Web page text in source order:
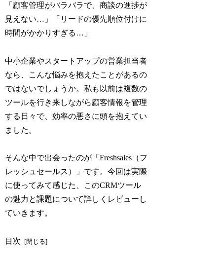
「顧客管理がバラバラで、商談の進捗が
見えない…」「リードの優先順位付けに
時間がかかりすぎる…」
中小企業やスタートアップの営業担当者
なら、こんな悩みを抱えたことがあるの
ではないでしょうか。私も以前は複数の
ツールを行き来しながら顧客情報を管理
する日々で、効率の悪さに頭を抱えてい
ました。
そんな中で出会ったのが「Freshsales（フ
レッシュセールス）」です。今回は実際
に使ってみて感じた、このCRMツール
の魅力と課題について詳しくレビューし
ていきます。
目次